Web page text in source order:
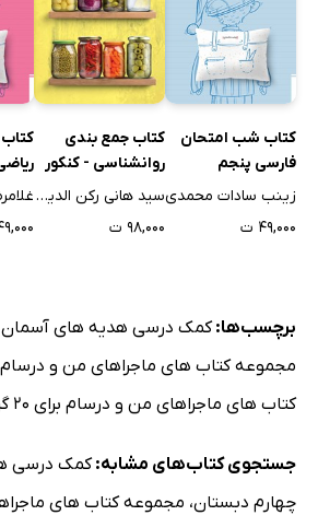
کتاب شب امتحان
فارسی پنجم
زینب سادات محمدی
۴۹,۰۰۰ ت
کتاب جمع بندی
روانشناسی - کنکور
سید هانی رکن الدینی
۹۸,۰۰۰ ت
۴۹,۰۰۰
برچسب‌ها:کمک درسی هدیه های آسمان
مجموعه کتاب های ماجراهای من و
کتاب های ماجراهای من و درسام برای 20 گرفتن
جستجوی کتاب‌های مشابه:کمک درسی
چهارم دبستان، مجموعه کتاب های